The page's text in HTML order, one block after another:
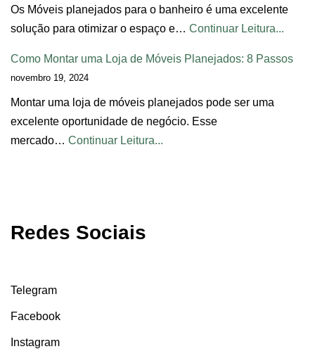
Os Móveis planejados para o banheiro é uma excelente
solução para otimizar o espaço e… Continuar Leitura...
Como Montar uma Loja de Móveis Planejados: 8 Passos
novembro 19, 2024
Montar uma loja de móveis planejados pode ser uma
excelente oportunidade de negócio. Esse
mercado… Continuar Leitura...
Redes Sociais
Telegram
Facebook
Instagram